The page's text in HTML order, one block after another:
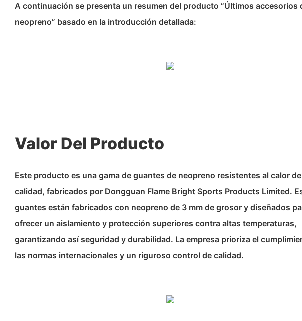
A continuación se presenta un resumen del producto “Últimos accesorios
neopreno” basado en la introducción detallada:
Valor Del Producto
Este producto es una gama de guantes de neopreno resistentes al calor
calidad, fabricados por Dongguan Flame Bright Sports Products Limited.
guantes están fabricados con neopreno de 3 mm de grosor y diseñados
ofrecer un aislamiento y protección superiores contra altas temperaturas,
garantizando así seguridad y durabilidad. La empresa prioriza el
las normas internacionales y un riguroso control de calidad.